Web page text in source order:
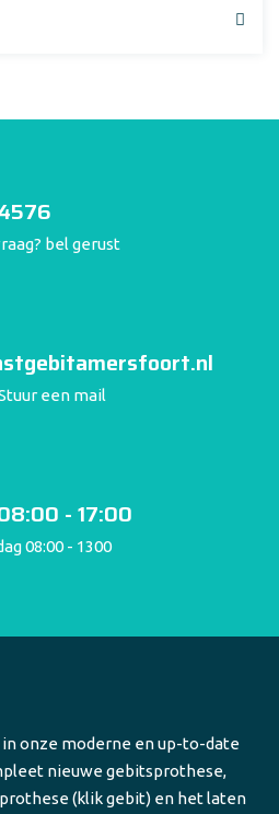
bel gerust
een mail
- 17:00
08:00 - 1300
onze moderne en up-to-date
nieuwe gebitsprothese,
(klik gebit) en het laten